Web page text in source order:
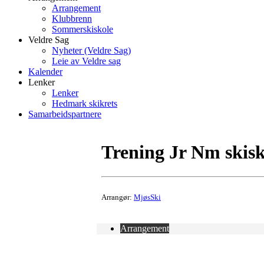
Arrangement
Klubbrenn
Sommerskiskole
Veldre Sag
Nyheter (Veldre Sag)
Leie av Veldre sag
Kalender
Lenker
Lenker
Hedmark skikrets
Samarbeidspartnere
Trening Jr Nm
Arrangør: MjøsSki
Arrangement